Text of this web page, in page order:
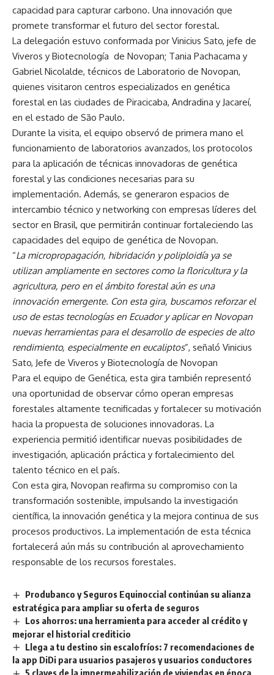
capacidad para capturar carbono. Una innovación que
promete transformar el futuro del sector forestal.
La delegación estuvo conformada por Vinicius Sato, jefe de
Viveros y Biotecnología de Novopan; Tania Pachacama y
Gabriel Nicolalde, técnicos de Laboratorio de Novopan,
quienes visitaron centros especializados en genética
forestal en las ciudades de Piracicaba, Andradina y Jacareí,
en el estado de São Paulo.
Durante la visita, el equipo observó de primera mano el
funcionamiento de laboratorios avanzados, los protocolos
para la aplicación de técnicas innovadoras de genética
forestal y las condiciones necesarias para su
implementación. Además, se generaron espacios de
intercambio técnico y networking con empresas líderes del
sector en Brasil, que permitirán continuar fortaleciendo las
capacidades del equipo de genética de Novopan.
“La micropropagación, hibridación y poliploidía ya se
utilizan ampliamente en sectores como la floricultura y la
agricultura, pero en el ámbito forestal aún es una
innovación emergente. Con esta gira, buscamos reforzar el
uso de estas tecnologías en Ecuador y aplicar en Novopan
nuevas herramientas para el desarrollo de especies de alto
rendimiento, especialmente en eucaliptos”, señaló Vinicius
Sato, Jefe de Viveros y Biotecnología de Novopan
Para el equipo de Genética, esta gira también representó
una oportunidad de observar cómo operan empresas
forestales altamente tecnificadas y fortalecer su motivación
hacia la propuesta de soluciones innovadoras. La
experiencia permitió identificar nuevas posibilidades de
investigación, aplicación práctica y fortalecimiento del
talento técnico en el país.
Con esta gira, Novopan reafirma su compromiso con la
transformación sostenible, impulsando la investigación
científica, la innovación genética y la mejora continua de sus
procesos productivos. La implementación de esta técnica
fortalecerá aún más su contribución al aprovechamiento
responsable de los recursos forestales.
Produbanco y Seguros Equinoccial continúan su alianza
estratégica para ampliar su oferta de seguros
Los ahorros: una herramienta para acceder al crédito y
mejorar el historial crediticio
Llega a tu destino sin escalofríos: 7 recomendaciones de
la app DiDi para usuarios pasajeros y usuarios conductores